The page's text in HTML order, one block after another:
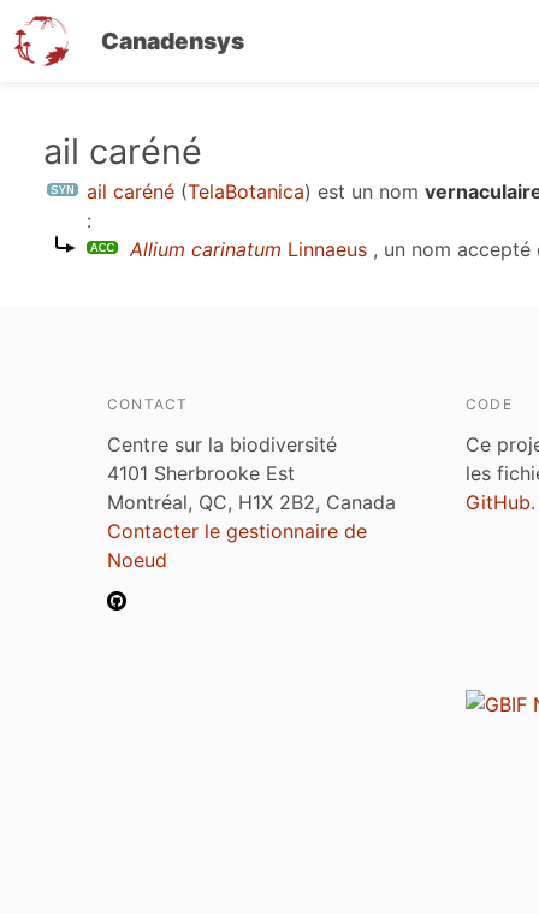
Canadensys
contenu
ail caréné
ail caréné (TelaBotanica) est un nom
:
Allium carinatum Linnaeus , un nom
CONTACT
Centre sur la biodiversité
4101 Sherbrooke Est
Montréal, QC, H1X 2B2, Canada
Contacter le gestionnaire de
Noeud
CODE
Ce
les
GitHub.